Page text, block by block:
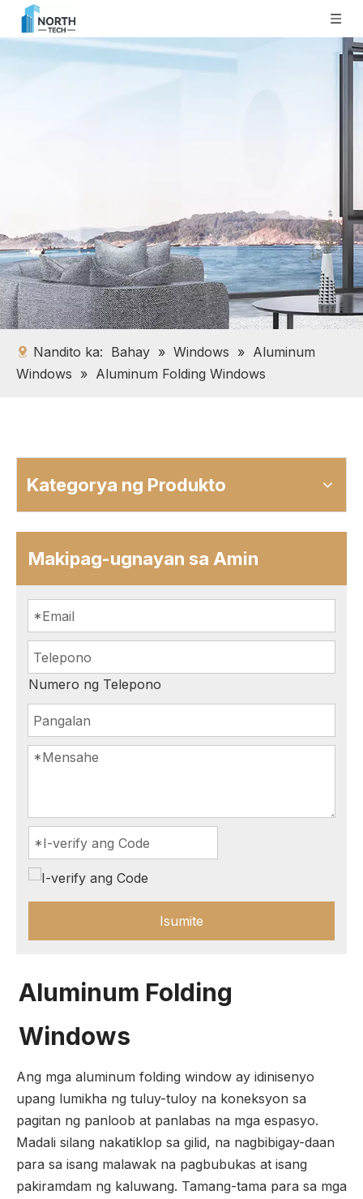
Nandito ka: Bahay » Windows » Aluminum
Windows » Aluminum Folding Windows
Kategorya ng Produkto
Makipag-ugnayan sa Amin
Numero ng Telepono
Isumite
Aluminum Folding
Windows
Ang mga aluminum folding window ay idinisenyo
upang lumikha ng tuluy-tuloy na koneksyon sa
pagitan ng panloob at panlabas na mga espasyo.
Madali silang nakatiklop sa gilid, na nagbibigay-daan
para sa isang malawak na pagbubukas at isang
pakiramdam ng kaluwang. Tamang-tama para sa mga